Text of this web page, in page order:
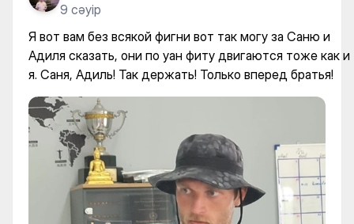
9 сәуір
Я вот вам без всякой фигни вот так могу за Саню и
Адиля сказать, они по уан фиту двигаются тоже как и
я. Саня, Адиль! Так держать! Только вперед братья!